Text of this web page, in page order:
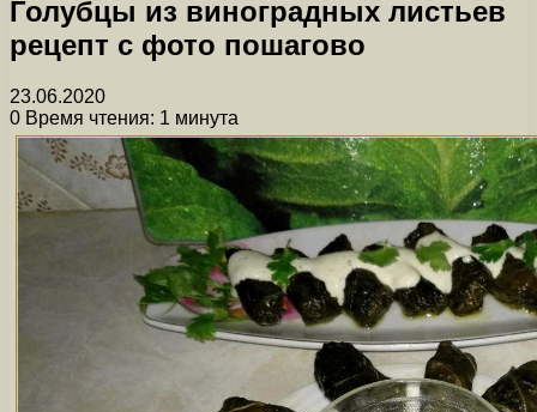
Голубцы из виноградных листьев
рецепт с фото пошагово
23.06.2020
0 Время чтения: 1 минута